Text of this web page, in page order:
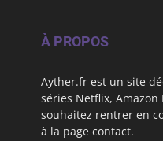
À PROPOS
Ayther.fr est un site
séries Netflix,
souhaitez rentrer en
à la page contact.